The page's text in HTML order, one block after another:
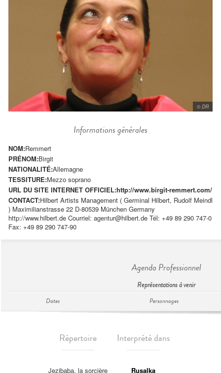
© DR
Informations générales
NOM:Remmert
PRÉNOM:Birgit
NATIONALITÉ:Allemagne
TESSITURE:Mezzo soprano
URL DU SITE INTERNET OFFICIEL:http://www.birgit-remmert.com/
CONTACT:Hilbert Artists Management ( Germinal Hilbert, Rudolf Meindl
) Maximilianstrasse 22 D-80539 München Germany
http://www.hilbert.de Courriel: agentur@hilbert.de Tél: +49 89 290 747-0
Fax: +49 89 290 747-90
Agenda Professionnel
Représentations à venir
Dates Personnages
Répertoire Interprété dans
Jezibaba, la sorcière
Rusalka